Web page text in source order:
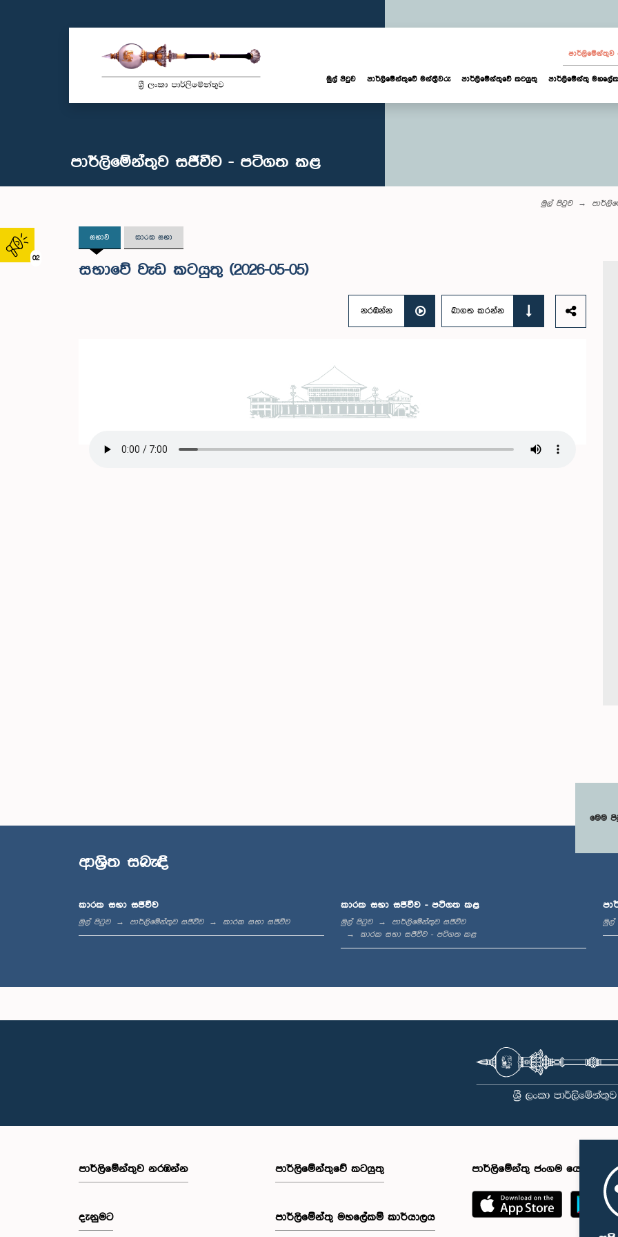
02
පාර්ලි‌මේන්තුව
මුල් පිටුව පාර්ලි‌මේන්තුවේ මන්ත්‍රීවරු පාර්ලිමේන්තුවේ කටයුතු පාර්ලිමේන්තු
පාර්ලිමේන්තුව සජීවීව - පටිගත කළ
මුල් පිටුව
සභාව කාරක සභා
සභාවේ වැඩ කටයුතු (2026-05-05)
නරඹන්න බාගත කරන්න
මෙම
ආශ්‍රිත සබැඳි
කාරක සභා සජීවීව
මුල් පිටුව පාර්ලිමේන්තුව සජීවීව කාරක සභා සජීවීව
කාරක සභා සජීවීව - පටිගත කළ
මුල් පිටුව
පාර්ලිමේන්තුව සජීවීව
කාරක සභා සජීවීව - පටිගත කළ
මුල්
පාර්ලි‌මේන්තුව නරඹන්න
දැනුමට
පාර්ලිමේන්තුවේ කටයුතු
පාර්ලිමේන්තු මහලේකම් කාර්යාලය
පාර්ලිමේන්තු ජංගම යෙදුම